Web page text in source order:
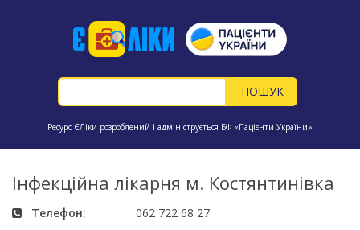
Ресурс ЄЛіки розроблений і адмініструється БФ «Пацієнти України»
Інфекційна лікарня м. Костянтинівка
Телефон: 062 722 68 27